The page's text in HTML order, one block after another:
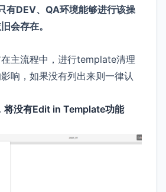
有DEV、QA环境能够进行该操
会存在。
主流程中，进行template清理
响，如果没有列出来则一律认
将没有Edit in Template功能